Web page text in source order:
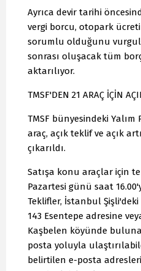
Ayrıca devir tarihi
vergi borcu, otopark
sorumlu olduğunu
sonrası oluşacak tüm
aktarılıyor.
TMSF'DEN 21 ARAÇ İÇİN
TMSF bünyesindeki
araç, açık teklif ve açık
çıkarıldı.
Satışa konu araçlar için
Pazartesi günü saat
Teklifler, İstanbul Şişli'deki
143 Esentepe adresine
Kaşbelen köyünde
posta yoluyla
belirtilen e-posta